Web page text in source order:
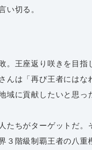
切る。
。王座返り咲きを目
んは「再び王者には
域に貢献したいと思
ちがターゲットだ
３階級制覇王者の八